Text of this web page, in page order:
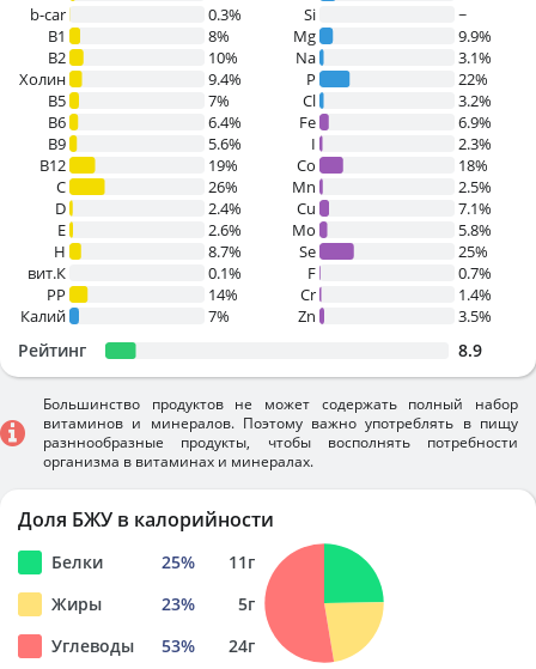
b-car
0.3%
В1
8%
B2
10%
Холин
9.4%
B5
7%
B6
6.4%
B9
5.6%
B12
19%
C
26%
D
2.4%
E
2.6%
H
8.7%
вит.К
0.1%
PP
14%
Калий
7%
Si
~
Mg
9.9%
Na
3.1%
P
22%
Cl
3.2%
Fe
6.9%
I
2.3%
Co
18%
Mn
2.5%
Cu
7.1%
Mo
5.8%
Se
25%
F
0.7%
Cr
1.4%
Zn
3.5%
Рейтинг 8.9
Большинство продуктов не может содержать полный набор
витаминов и минералов. Поэтому важно употреблять в пищу
разннообразные продукты, чтобы восполнять потребности
организма в витаминах и минералах.
Доля БЖУ в калорийности
Белки 25% 11г
Жиры
23% 5г
Углеводы
53% 24г